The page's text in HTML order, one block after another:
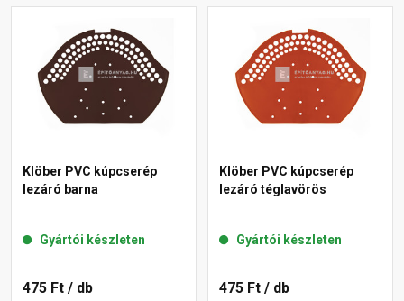
Klöber PVC kúpcserép
lezáró barna
Gyártói készleten
475 Ft / db
Klöber PVC kúpcserép
lezáró téglavörös
Gyártói készleten
475 Ft / db